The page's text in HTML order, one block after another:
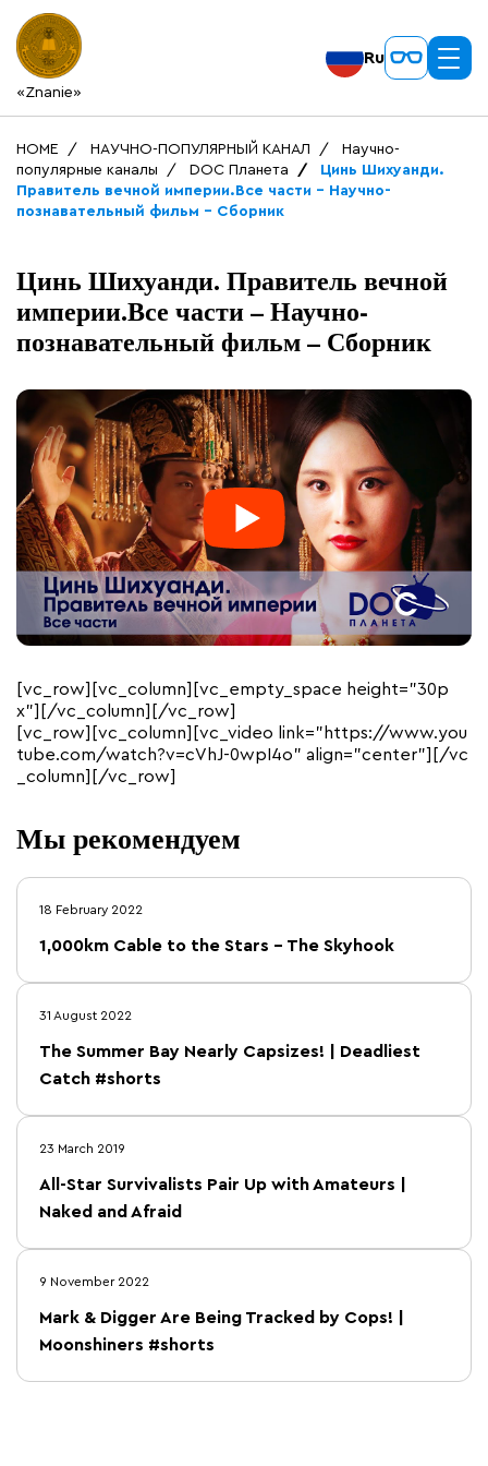
«Znanie»
Ru
HOME НАУЧНО-ПОПУЛЯРНЫЙ КАНАЛ
Научно-
популярные каналы
DOC Планета
Цинь Шихуанди.
Правитель вечной империи.Все части – Научно-
познавательный фильм – Сборник
Цинь Шихуанди. Правитель вечной
империи.Все части – Научно-
познавательный фильм – Сборник
[vc_row][vc_column][vc_empty_space height=”30p
x”][/vc_column][/vc_row]
[vc_row][vc_column][vc_video link=”https://www.you
tube.com/watch?v=cVhJ-0wpI4o” align=”center”][/vc
_column][/vc_row]
Мы рекомендуем
18 February 2022
1,000km Cable to the Stars – The Skyhook
31 August 2022
The Summer Bay Nearly Capsizes! | Deadliest
Catch #shorts
23 March 2019
All-Star Survivalists Pair Up with Amateurs |
Naked and Afraid
9 November 2022
Mark & Digger Are Being Tracked by Cops! |
Moonshiners #shorts